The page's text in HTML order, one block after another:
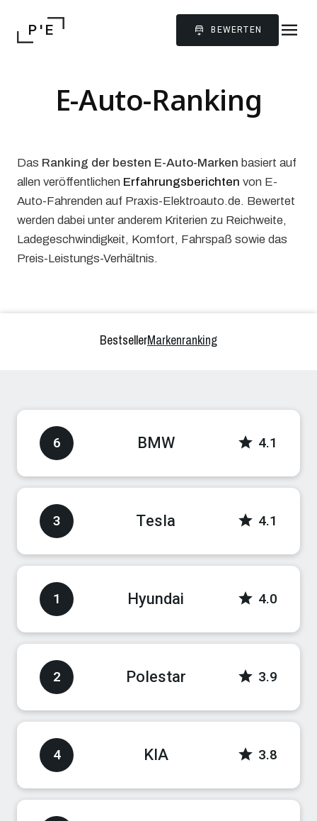
P ' E BEWERTEN menu
E-Auto-Ranking
Das Ranking der besten E-Auto-Marken basiert auf
allen veröffentlichen Erfahrungsberichten von E-
Auto-Fahrenden auf Praxis-Elektroauto.de. Bewertet
werden dabei unter anderem Kriterien zu Reichweite,
Ladegeschwindigkeit, Komfort, Fahrspaß sowie das
Preis-Leistungs-Verhältnis.
BestsellerMarkenranking
6 BMW 4.1
3 Tesla 4.1
1 Hyundai 4.0
2 Polestar 3.9
4 KIA 3.8